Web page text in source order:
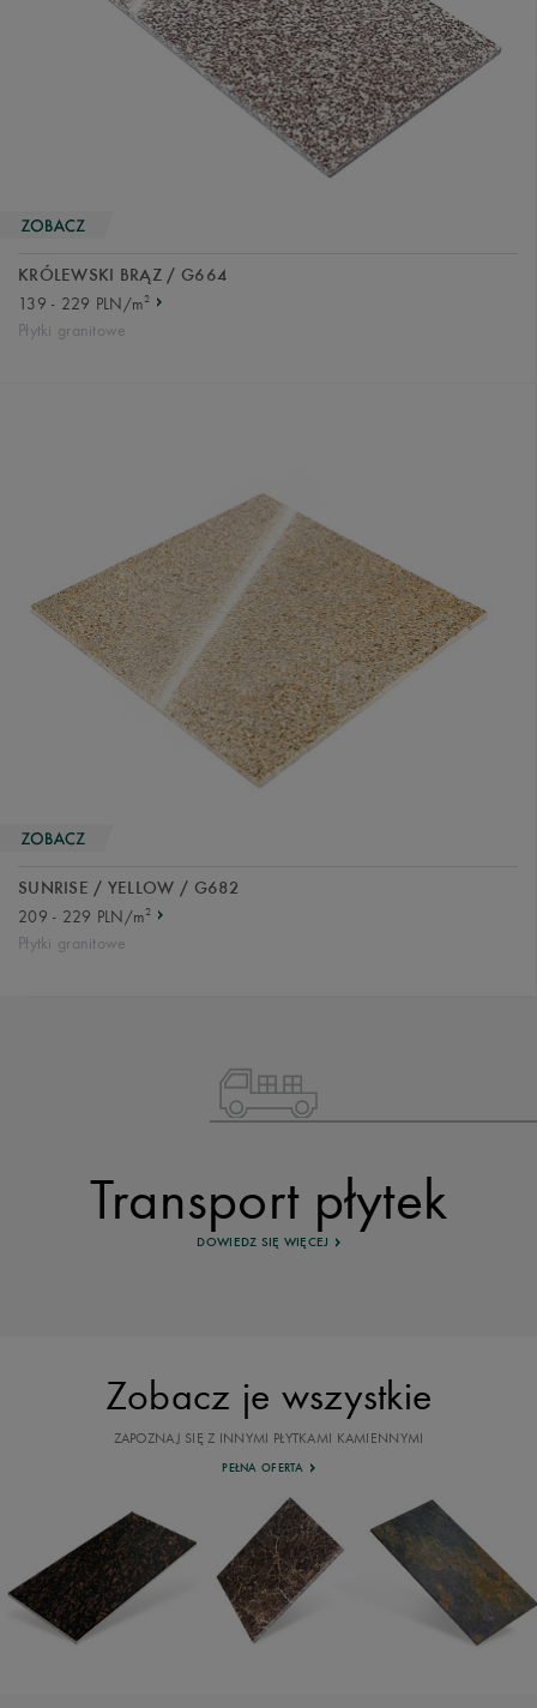
KRÓLEWSKI BRĄZ / G664
139 - 229 PLN/m2
Płytki granitowe
SUNRISE / YELLOW / G682
209 - 229 PLN/m2
Płytki granitowe
Transport płytek
DOWIEDZ SIĘ WIĘCEJ
Zobacz je wszystkie
ZAPOZNAJ SIĘ Z INNYMI PŁYTKAMI KAMIENNYMI
PEŁNA OFERTA